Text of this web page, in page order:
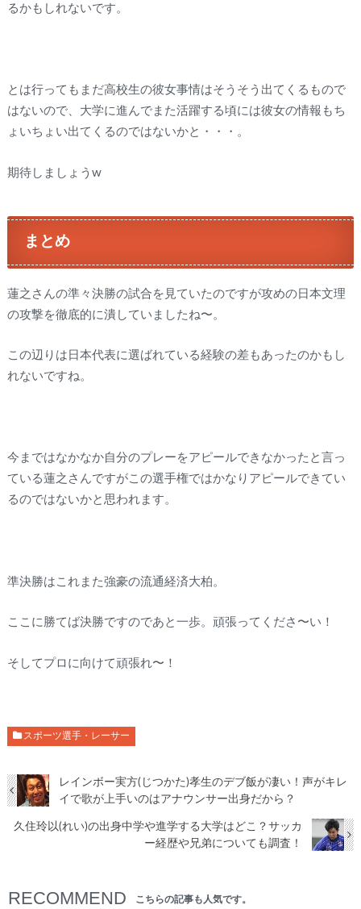
るかもしれないです。
とは行ってもまだ高校生の彼女事情はそうそう出てくるもので
はないので、大学に進んでまた活躍する頃には彼女の情報もち
ょいちょい出てくるのではないかと・・・。
期待しましょうw
まとめ
蓮之さんの準々決勝の試合を見ていたのですが攻めの日本文理
の攻撃を徹底的に潰していましたね〜。
この辺りは日本代表に選ばれている経験の差もあったのかもし
れないですね。
今まではなかなか自分のプレーをアピールできなかったと言っ
ている蓮之さんですがこの選手権ではかなりアピールできてい
るのではないかと思われます。
準決勝はこれまた強豪の流通経済大柏。
ここに勝てば決勝ですのであと一歩。頑張ってくださ〜い！
そしてプロに向けて頑張れ〜！
スポーツ選手・レーサー
レインボー実方(じつかた)孝生のデブ飯が凄い！声がキレ
イで歌が上手いのはアナウンサー出身だから？
久住玲以(れい)の出身中学や進学する大学はどこ？サッカ
ー経歴や兄弟についても調査！
RECOMMEND こちらの記事も人気です。